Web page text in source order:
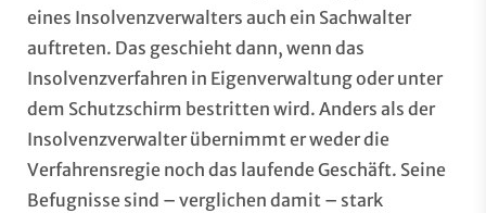
eines Insolvenzverwalters auch ein Sachwalter
auftreten. Das geschieht dann, wenn das
Insolvenzverfahren in Eigenverwaltung oder unter
dem Schutzschirm bestritten wird. Anders als der
Insolvenzverwalter übernimmt er weder die
Verfahrensregie noch das laufende Geschäft. Seine
Befugnisse sind – verglichen damit – stark